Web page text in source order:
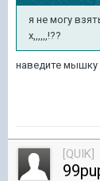
я не могу
х,,,,,,!??
наведите мышку
[QUIK]